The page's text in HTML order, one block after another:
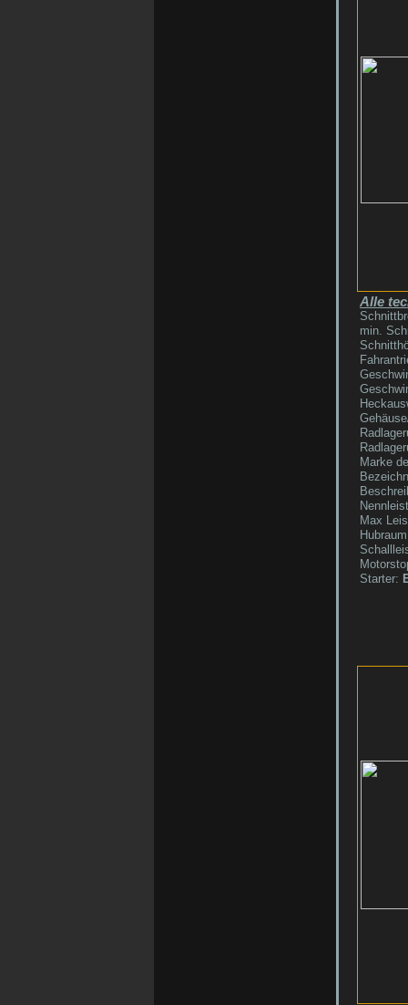
Alle
min.
Marke
Max
Starter: